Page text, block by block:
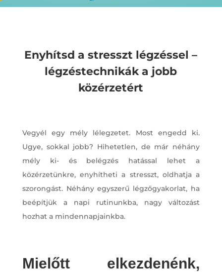
Enyhítsd a stresszt légzéssel –
légzéstechnikák a jobb
közérzetért
Vegyél egy mély lélegzetet. Most engedd ki.
Ugye, sokkal jobb? Hihetetlen, de már néhány
mély ki- és belégzés hatással lehet a
közérzetünkre, enyhítheti a stresszt, oldhatja a
szorongást. Néhány egyszerű légzőgyakorlat, ha
beépítjük a napi rutinunkba, nagy változást
hozhat a mindennapjainkba.
Mielőtt elkezdenénk,